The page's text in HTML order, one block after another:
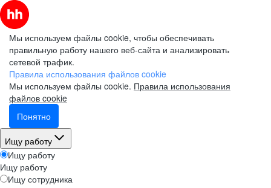
Мы используем файлы cookie, чтобы обеспечивать
правильную работу нашего веб-сайта и анализировать
сетевой трафик.
Правила использования файлов cookie
Мы используем файлы cookie. Правила использования
файлов cookie
Понятно
Ищу работу
Ищу работу
Ищу работу
Ищу сотрудника